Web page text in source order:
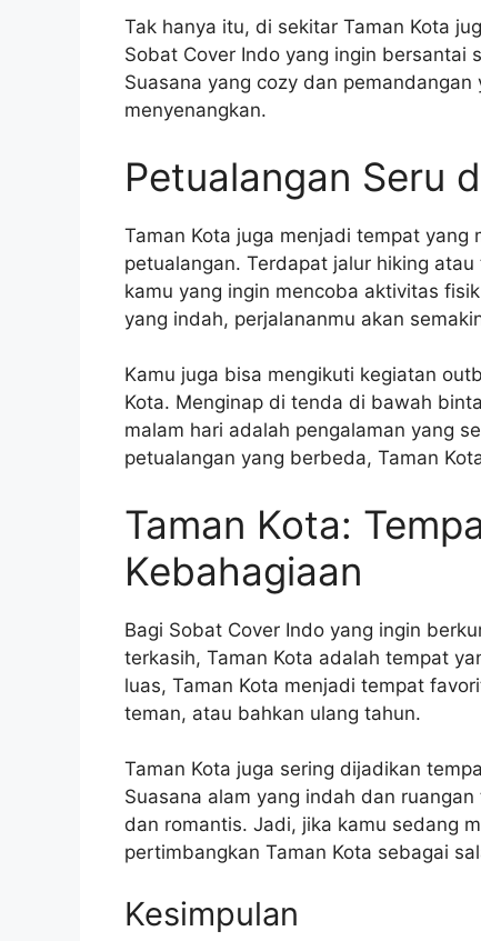
Tak hanya itu, di sekitar Taman Kota
Sobat Cover Indo yang ingin bersantai
Suasana yang cozy dan
menyenangkan.
Petualangan Seru
Taman Kota juga menjadi tempat yang
petualangan. Terdapat jalur hiking
kamu yang ingin mencoba aktivitas
yang indah, perjalananmu akan
Kamu juga bisa mengikuti kegiatan
Kota. Menginap di tenda di bawah
malam hari adalah pengalaman yang
petualangan yang berbeda, Taman
Taman Kota:
Kebahagiaan
Bagi Sobat Cover Indo yang ingin
terkasih, Taman Kota adalah tempat
luas, Taman Kota menjadi tempat
teman, atau bahkan ulang tahun.
Taman Kota juga sering dijadikan
Suasana alam yang indah dan
dan romantis. Jadi, jika kamu sedang
pertimbangkan Taman Kota sebagai
Kesimpulan